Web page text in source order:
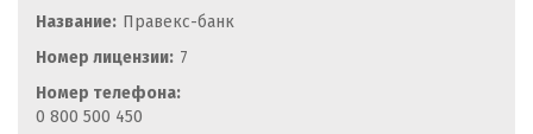
Название: Правекс-банк
Номер лицензии: 7
Номер телефона:
0 800 500 450